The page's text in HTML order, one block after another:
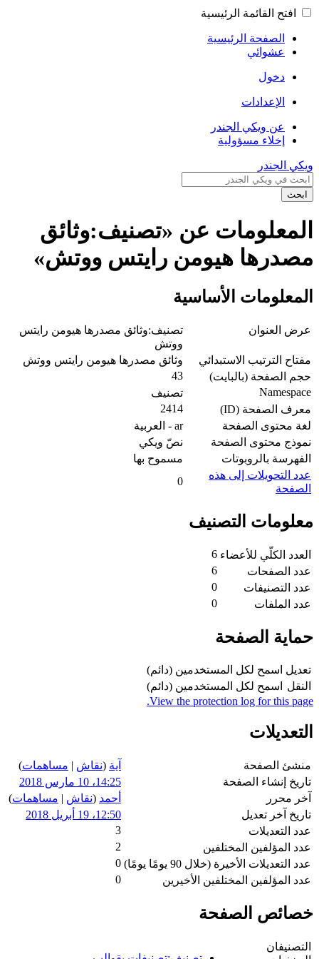
افتح القائمة الرئيسية
الصفحة الرئيسية
عشوائي
دخول
الإعدادات
عن ويكي الجندر
إخلاء مسؤولية
ويكي الجندر
ابحث
المعلومات عن «تصنيف:وثائق
مصدرها هيومن رايتس ووتش»
المعلومات الأساسية
عرض العنوان
تصنيف:وثائق مصدرها هيومن رايتس
ووتش
مفتاح الترتيب الاستبدائي
وثائق مصدرها هيومن رايتس ووتش
حجم الصفحة (بالبايت)
43
Namespace
تصنيف
معرف الصفحة (ID)
2414
لغة محتوى الصفحة
ar - العربية
نموذج محتوى الصفحة
نصّ ويكي
الفهرسة بالروبوتات
مسموح بها
عدد التحويلات إلى هذه
الصفحة
0
معلومات التصنيف
العدد الكلّي للأعضاء 6
عدد الصفحات
6
عدد التصنيفات
0
عدد الملفات
0
حماية الصفحة
تعديل اسمح لكل المستخدمين (دائم)
النقل
اسمح لكل المستخدمين (دائم)
View the protection log for this page.
التعديلات
منشئ الصفحة آية (نقاش | مساهمات)
تاريخ إنشاء الصفحة
14:25، 10 مارس 2018
آخر محرر
أحمد (نقاش | مساهمات)
تاريخ آخر تعديل
12:50، 19 أبريل 2018
عدد التعديلات
3
عدد المؤلفين المختلفين
2
عدد التعديلات الأخيرة (خلال 90 يومًا يومًا)
0
عدد المؤلفين المختلفين الأخيرين
0
خصائص الصفحة
التصنيفان